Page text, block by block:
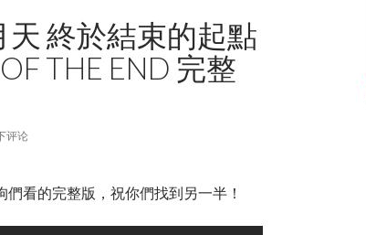
天 終於結束的起點
THE END 完整
评论
看的完整版，祝你們找到另一半！